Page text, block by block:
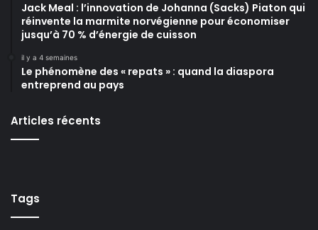
Jack Meal : l’innovation de Johanna (Sacks) Piaton qui
réinvente la marmite norvégienne pour économiser
jusqu’à 70 % d’énergie de cuisson
il y a 4 semaines
Le phénomène des « repats » : quand la diaspora
entreprend au pays
Articles récents
Tags